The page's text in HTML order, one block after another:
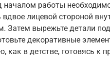
началом работы
вдвое лицевой стороной
Затем вырежьте детали
декоративные
как в детстве, готовясь к